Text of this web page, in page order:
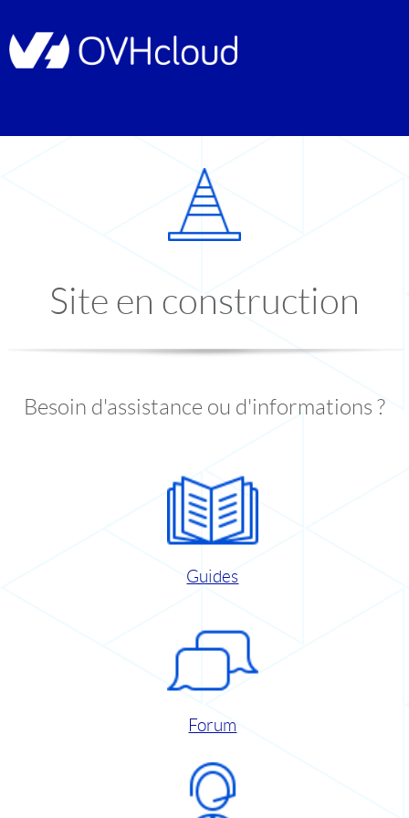
Site en construction
Besoin d'assistance ou d'informations ?
Guides
Forum